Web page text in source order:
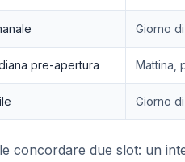
Giorno
pre-apertura Mattina,
Giorno
concordare due slot: un